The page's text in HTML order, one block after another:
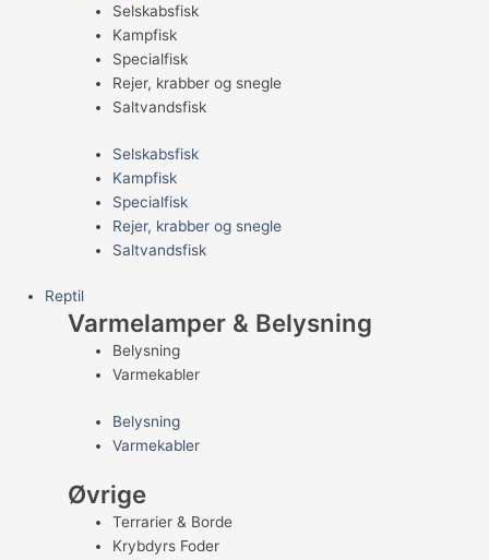
Selskabsfisk
Kampfisk
Specialfisk
Rejer, krabber og snegle
Saltvandsfisk
Selskabsfisk
Kampfisk
Specialfisk
Rejer, krabber og snegle
Saltvandsfisk
Reptil
Varmelamper & Belysning
Belysning
Varmekabler
Belysning
Varmekabler
Øvrige
Terrarier & Borde
Krybdyrs Foder